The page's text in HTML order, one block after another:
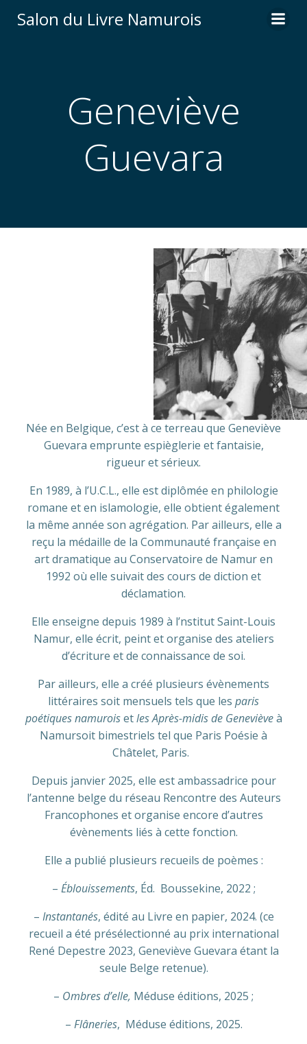
au
Salon du Livre Namurois
Geneviève
Guevara
Née en Belgique, c’est à ce terreau que Geneviève
Guevara emprunte espièglerie et fantaisie,
rigueur et sérieux.
En 1989, à l’U.C.L., elle est diplômée en philologie
romane et en islamologie, elle obtient également
la même année son agrégation. Par ailleurs, elle a
reçu la médaille de la Communauté française en
art dramatique au Conservatoire de Namur en
1992 où elle suivait des cours de diction et
déclamation.
Elle enseigne depuis 1989 à l’nstitut Saint-Louis
Namur, elle écrit, peint et organise des ateliers
d’écriture et de connaissance de soi.
Par ailleurs, elle a créé plusieurs évènements
littéraires soit mensuels tels que les paris
poétiques namuroisetles Après-midis de Genevièveà
Namursoit bimestriels tel que Paris Poésie à
Châtelet, Paris.
Depuis janvier 2025, elle est ambassadrice pour
l’antenne belge du réseau Rencontre des Auteurs
Francophones et organise encore d’autres
évènements liés à cette fonction.
Elle a publié plusieurs recueils de poèmes :
– Éblouissements, Éd. Boussekine, 2022 ;
– Instantanés, édité au Livre en papier, 2024. (ce
recueil a été présélectionné au prix international
René Depestre 2023, Geneviève Guevara étant la
seule Belge retenue).
– Ombres d’elle, Méduse éditions, 2025 ;
– Flâneries, Méduse éditions, 2025.